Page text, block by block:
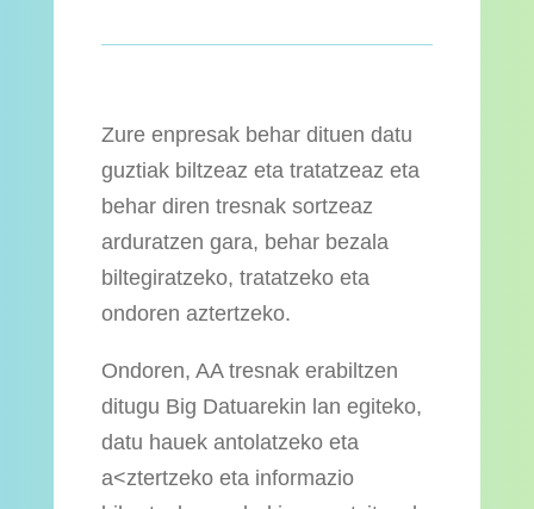
Zure enpresak behar dituen datu
guztiak biltzeaz eta tratatzeaz eta
behar diren tresnak sortzeaz
arduratzen gara, behar bezala
biltegiratzeko, tratatzeko eta
ondoren aztertzeko.
Ondoren, AA tresnak erabiltzen
ditugu Big Datuarekin lan egiteko,
datu hauek antolatzeko eta
a<ztertzeko eta informazio